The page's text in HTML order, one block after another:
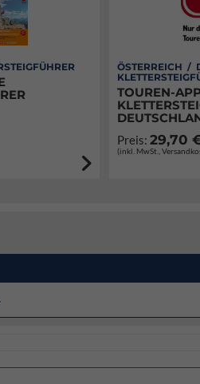
ÖSTERREICH /
TOUREN-
Preis:29,70
(inkl. MwSt.,
.